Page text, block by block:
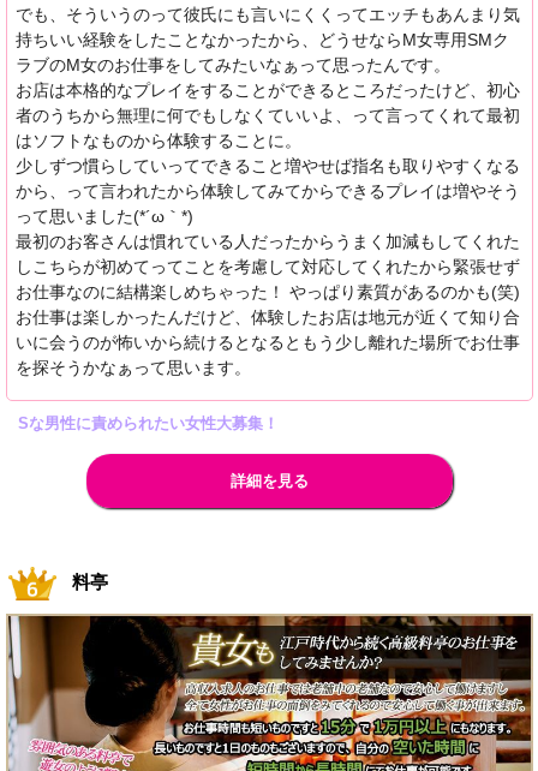
でも、そういうのって彼氏にも言いにくくってエッチもあんまり気
持ちいい経験をしたことなかったから、どうせならM女専用SMク
ラブのM女のお仕事をしてみたいなぁって思ったんです。
お店は本格的なプレイをすることができるところだったけど、初心
者のうちから無理に何でもしなくていいよ、って言ってくれて最初
はソフトなものから体験することに。
少しずつ慣らしていってできること増やせば指名も取りやすくなる
から、って言われたから体験してみてからできるプレイは増やそう
って思いました(*´ω｀*)
最初のお客さんは慣れている人だったからうまく加減もしてくれた
しこちらが初めてってことを考慮して対応してくれたから緊張せず
お仕事なのに結構楽しめちゃった！ やっぱり素質があるのかも(笑)
お仕事は楽しかったんだけど、体験したお店は地元が近くて知り合
いに会うのが怖いから続けるとなるともう少し離れた場所でお仕事
を探そうかなぁって思います。
Sな男性に責められたい女性大募集！
詳細を見る
料亭